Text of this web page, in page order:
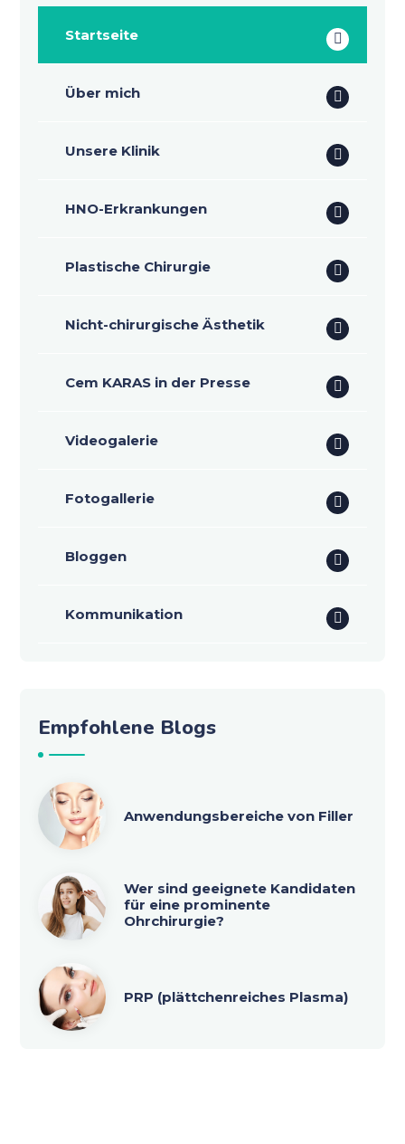
Startseite
Über mich
Unsere Klinik
HNO-Erkrankungen
Plastische Chirurgie
Nicht-chirurgische Ästhetik
Cem KARAS in der Presse
Videogalerie
Fotogallerie
Bloggen
Kommunikation
Empfohlene Blogs
Anwendungsbereiche von Filler
Wer sind geeignete Kandidaten
für eine prominente
Ohrchirurgie?
PRP (plättchenreiches Plasma)